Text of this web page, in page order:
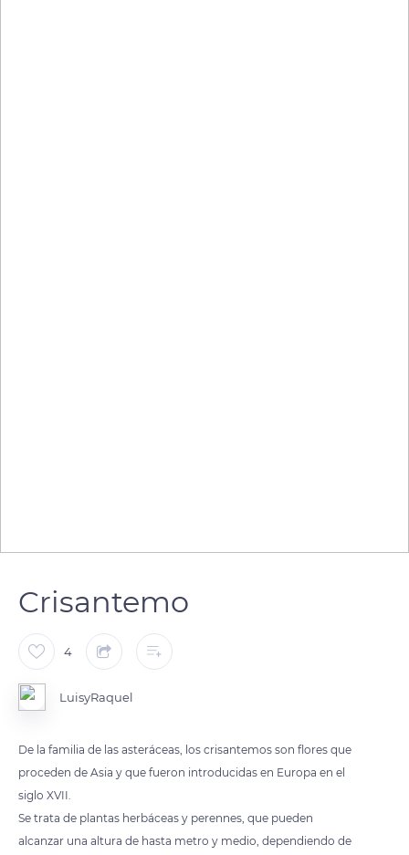
Crisantemo
4
LuisyRaquel
De la familia de las asteráceas, los crisantemos son flores que
proceden de Asia y que fueron introducidas en Europa en el
siglo XVII.
Se trata de plantas herbáceas y perennes, que pueden
alcanzar una altura de hasta metro y medio, dependiendo de